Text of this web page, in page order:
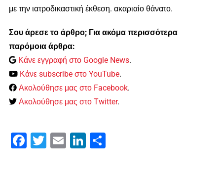
με την ιατροδικαστική έκθεση. ακαριαίο θάνατο.
Σου άρεσε το άρθρο; Για ακόμα περισσότερα
παρόμοια άρθρα:
Κάνε εγγραφή στο Google News.
Κάνε subscribe στο YouTube.
Ακολούθησε μας στο Facebook.
Ακολούθησε μας στο Twitter.
Facebook
Twitter Email LinkedIn